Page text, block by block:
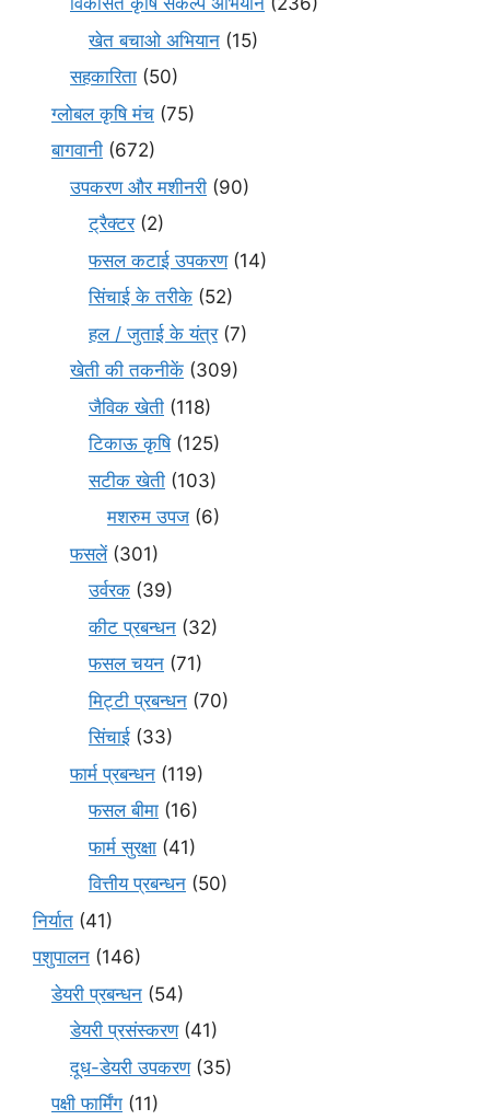
खेत बचाओ अभियान (15)
सहकारिता (50)
ग्लोबल कृषि मंच (75)
बागवानी (672)
उपकरण और मशीनरी (90)
ट्रैक्टर(2)
फसल कटाई उपकरण(14)
सिंचाई के तरीके (52)
हल / जुताई के यंत्र(7)
खेती की तकनीकें (309)
जैविक खेती (118)
टिकाऊ कृषि(125)
सटीक खेती (103)
मशरुम उपज (6)
फसलें(301)
उर्वरक (39)
कीट प्रबन्धन (32)
फसल चयन (71)
मि‌ट्टी प्रबन्धन (70)
सिंचाई (33)
फार्म प्रबन्धन (119)
फसल बीमा (16)
फार्म सुरक्षा (41)
वित्तीय प्रबन्धन (50)
निर्यात (41)
पशुपालन (146)
डेयरी प्रबन्धन (54)
डेयरी प्रसंस्करण(41)
दूध-डेयरी उपकरण(35)
पक्षी फार्मिंग (11)